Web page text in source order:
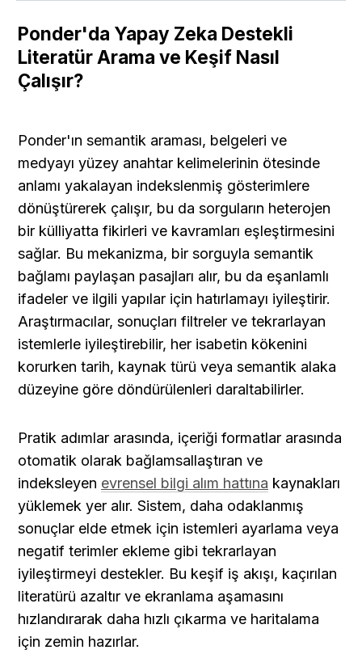
Ponder'da Yapay Zeka Destekli
Literatür Arama ve Keşif Nasıl
Çalışır?
Ponder'ın semantik araması, belgeleri ve
medyayı yüzey anahtar kelimelerinin ötesinde
anlamı yakalayan indekslenmiş gösterimlere
dönüştürerek çalışır, bu da sorguların heterojen
bir külliyatta fikirleri ve kavramları eşleştirmesini
sağlar. Bu mekanizma, bir sorguyla semantik
bağlamı paylaşan pasajları alır, bu da eşanlamlı
ifadeler ve ilgili yapılar için hatırlamayı iyileştirir.
Araştırmacılar, sonuçları filtreler ve tekrarlayan
istemlerle iyileştirebilir, her isabetin kökenini
korurken tarih, kaynak türü veya semantik alaka
düzeyine göre döndürülenleri daraltabilirler.
Pratik adımlar arasında, içeriği formatlar arasında
otomatik olarak bağlamsallaştıran ve
indeksleyen evrensel bilgi alım hattına kaynakları
yüklemek yer alır. Sistem, daha odaklanmış
sonuçlar elde etmek için istemleri ayarlama veya
negatif terimler ekleme gibi tekrarlayan
iyileştirmeyi destekler. Bu keşif iş akışı, kaçırılan
literatürü azaltır ve ekranlama aşamasını
hızlandırarak daha hızlı çıkarma ve haritalama
için zemin hazırlar.